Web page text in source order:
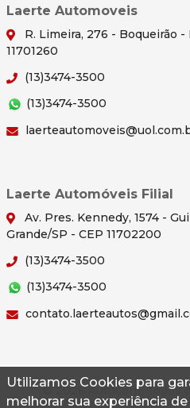
Utilizamos Cookies para
melhorar sua experiência
Laerte Automoveis
R. Limeira, 276 - Boqueirão -
11701260
(13)3474-3500
(13)3474-3500
Laerte Automóveis Filial
Av. Pres. Kennedy, 1574 -
Grande/SP - CEP 11702200
(13)3474-3500
(13)3474-3500
© 2026 Autoconf. Todos